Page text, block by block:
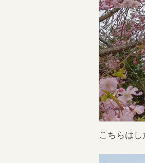
こちらは